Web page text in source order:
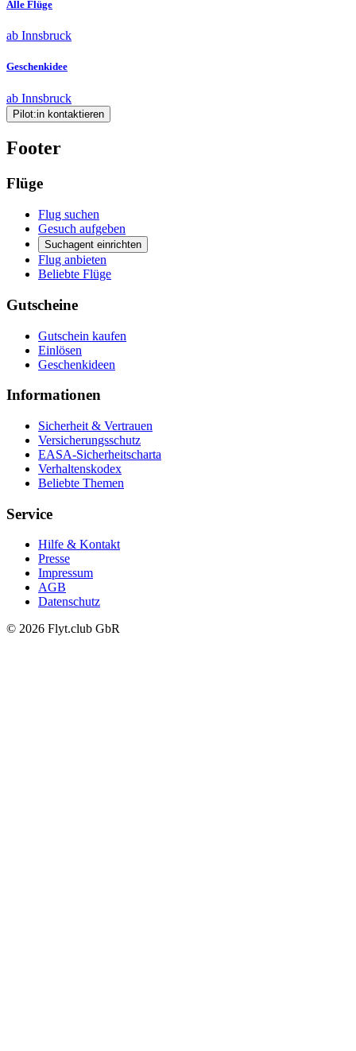
Alle Flüge
ab Innsbruck
Geschenkidee
ab Innsbruck
Pilot:in kontaktieren
Footer
Flüge
Flug suchen
Gesuch aufgeben
Suchagent einrichten
Flug anbieten
Beliebte Flüge
Gutscheine
Gutschein kaufen
Einlösen
Geschenkideen
Informationen
Sicherheit & Vertrauen
Versicherungsschutz
EASA-Sicherheitscharta
Verhaltenskodex
Beliebte Themen
Service
Hilfe & Kontakt
Presse
Impressum
AGB
Datenschutz
© 2026 Flyt.club GbR